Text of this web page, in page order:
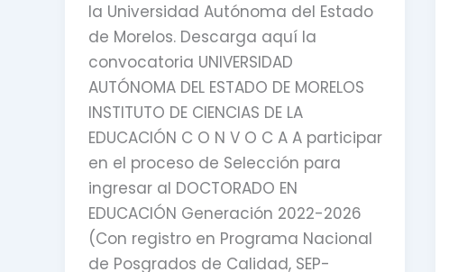
la Universidad Autónoma del Estado
de Morelos. Descarga aquí la
convocatoria UNIVERSIDAD
AUTÓNOMA DEL ESTADO DE MORELOS
INSTITUTO DE CIENCIAS DE LA
EDUCACIÓN C O N V O C A A participar
en el proceso de Selección para
ingresar al DOCTORADO EN
EDUCACIÓN Generación 2022-2026
(Con registro en Programa Nacional
de Posgrados de Calidad, SEP-